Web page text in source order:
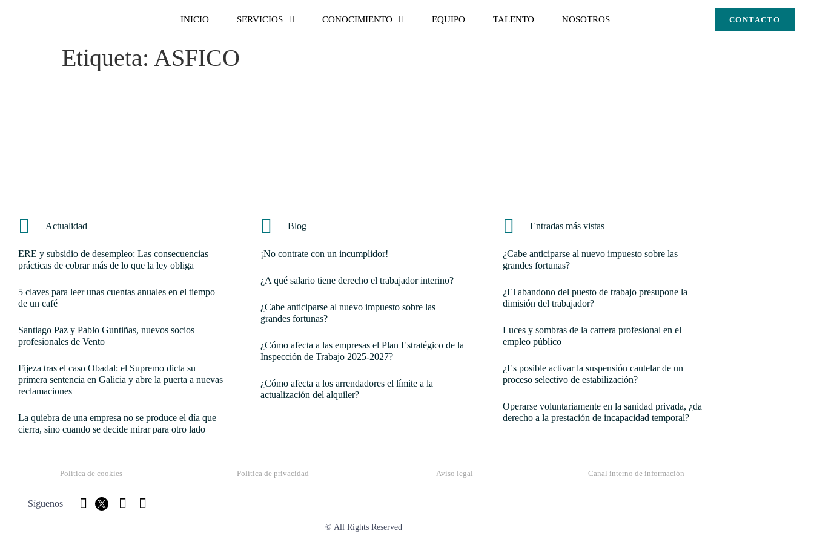
INICIO SERVICIOS CONOCIMIENTO EQUIPO TALENTO NOSOTROS CONTACTO
Etiqueta: ASFICO
Actualidad
ERE y subsidio de desempleo: Las consecuencias
prácticas de cobrar más de lo que la ley obliga
5 claves para leer unas cuentas anuales en el tiempo
de un café
Santiago Paz y Pablo Guntiñas, nuevos socios
profesionales de Vento
Fijeza tras el caso Obadal: el Supremo dicta su
primera sentencia en Galicia y abre la puerta a nuevas
reclamaciones
La quiebra de una empresa no se produce el día que
cierra, sino cuando se decide mirar para otro lado
Blog
¡No contrate con un incumplidor!
¿A qué salario tiene derecho el trabajador interino?
¿Cabe anticiparse al nuevo impuesto sobre las
grandes fortunas?
¿Cómo afecta a las empresas el Plan Estratégico de la
Inspección de Trabajo 2025-2027?
¿Cómo afecta a los arrendadores el límite a la
actualización del alquiler?
Entradas más vistas
¿Cabe anticiparse al nuevo impuesto sobre las
grandes fortunas?
¿El abandono del puesto de trabajo presupone la
dimisión del trabajador?
Luces y sombras de la carrera profesional en el
empleo público
¿Es posible activar la suspensión cautelar de un
proceso selectivo de estabilización?
Operarse voluntariamente en la sanidad privada, ¿da
derecho a la prestación de incapacidad temporal?
Política de cookies Política de privacidad Aviso legal Canal interno de información
Síguenos
© All Rights Reserved